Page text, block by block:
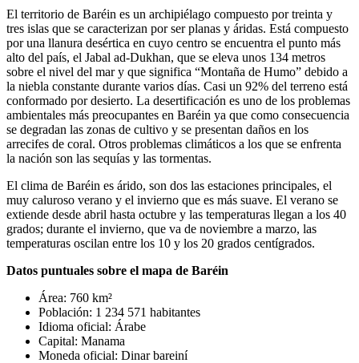
El territorio de Baréin es un archipiélago compuesto por treinta y
tres islas que se caracterizan por ser planas y áridas. Está compuesto
por una llanura desértica en cuyo centro se encuentra el punto más
alto del país, el Jabal ad-Dukhan, que se eleva unos 134 metros
sobre el nivel del mar y que significa “Montaña de Humo” debido a
la niebla constante durante varios días. Casi un 92% del terreno está
conformado por desierto. La desertificación es uno de los problemas
ambientales más preocupantes en Baréin ya que como consecuencia
se degradan las zonas de cultivo y se presentan daños en los
arrecifes de coral. Otros problemas climáticos a los que se enfrenta
la nación son las sequías y las tormentas.
El clima de Baréin es árido, son dos las estaciones principales, el
muy caluroso verano y el invierno que es más suave. El verano se
extiende desde abril hasta octubre y las temperaturas llegan a los 40
grados; durante el invierno, que va de noviembre a marzo, las
temperaturas oscilan entre los 10 y los 20 grados centígrados.
Datos puntuales sobre el mapa de Baréin
Área: 760 km²
Población: 1 234 571 habitantes
Idioma oficial: Árabe
Capital: Manama
Moneda oficial: Dinar bareiní